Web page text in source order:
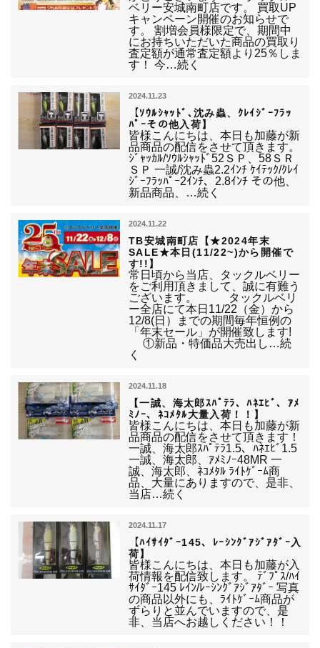
ベリー安城南町店です。 買取UP
キャンペーン開催のお知らせで
す。 割増会員様限定で、期間中
にお持ちいただいた商品の買取り
査定額が通常査定額より25％しま
す！ 今…続く
2024.11.23
【ｿｳﾙｼｬｯﾄﾞ､沈み蟲、ｸﾚｲｼﾞｰﾌﾗｯ
ﾊﾟｰその他入荷】
皆様こんにちは、本日も加藤が新
品商品の配信をさせて頂きます。
ｼﾞｬｯｶﾙ/ｿｳﾙｼｬｯﾄﾞ52ＳＰ、58ＳＲ
ＳＰ 一誠/沈み蟲2.2ｲﾝﾁ ｹｲﾃｯｸ/ｸﾚｲ
ｼﾞｰﾌﾗｯﾊﾟｰ2ｲﾝﾁ、2.8ｲﾝﾁ その他、
新品商品、…続く
2024.11.22
TB安城南町店【★2024年末
SALE★本日(11/22~)から開催で
す!!】
常日頃から当店、タックルベリー
をご利用頂きまして、誠に有難う
ございます。 タックルベリ
ー全店にて本日11/22（金）から
12/8(日）までの期間毎年恒例の
「年末セール」が開催致します!
①新品・特価品大売出し…続
く
2024.11.18
【一誠、海太郎ｽﾊﾟﾃﾗ、ﾊﾈｴﾋﾞ、ｱﾒ
ﾐﾉｰ、ﾈｺﾒﾀﾙ大量入荷！！】
皆様こんにちは、本日も加藤が新
品商品の配信をさせて頂きます！
一誠、海太郎ｽﾊﾟﾃﾗ1.5、ﾊﾈｴﾋﾞ1.5
一誠、海太郎、ｱﾒﾐﾉｰ48MR 一
誠、海太郎、ﾈｺﾒﾀﾙ ﾗｲﾄｹﾞｰﾑ商
品、大量にありますので、是非、
当店…続く
2024.11.17
【ﾊｲｻｲﾀﾞｰ145、ﾚｰｼﾝｸﾞｱｼﾞｱﾀﾞｰ入
荷】
皆様こんにちは、本日も加藤が入
荷情報を配信致します。 ﾃﾞﾌﾟｽ/ﾊｲ
ｻｲﾀﾞｰ145 ﾚｲﾝ/ﾚｰｼﾝｸﾞｱｼﾞｱﾀﾞｰ 写真
の商品以外にも、ﾗｲﾄｹﾞｰﾑ商品が
ずらりと並んでいますので、是
非、当店へお越しください！！